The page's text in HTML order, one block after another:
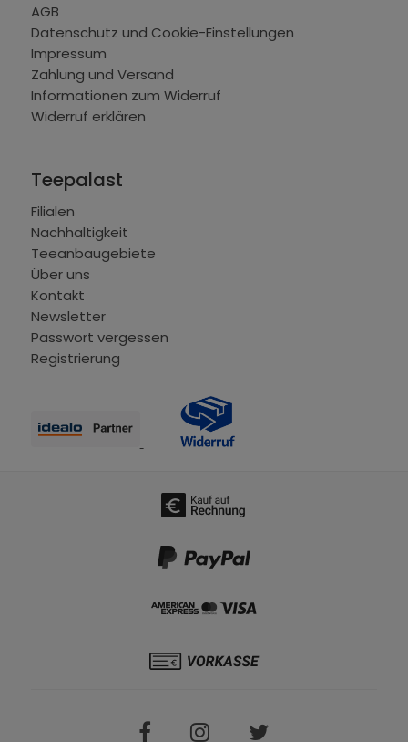
AGB
Datenschutz und Cookie-Einstellungen
Impressum
Zahlung und Versand
Informationen zum Widerruf
Widerruf erklären
Teepalast
Filialen
Nachhaltigkeit
Teeanbaugebiete
Über uns
Kontakt
Newsletter
Passwort vergessen
Registrierung